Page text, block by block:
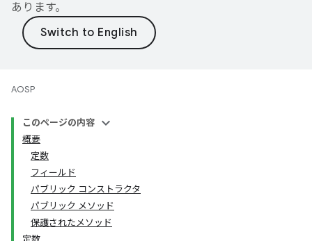
あります。
AOSP
このページの内容
概要
定数
フィールド
パブリック コンストラクタ
パブリック メソッド
保護されたメソッド